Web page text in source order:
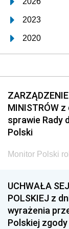
2023
2020
2017
2014
2011
2008
2005
1996
1993
1990
MINISTRÓW
sprawie Rady
Polski
Monitor Polski
UCHWAŁA
POLSKIEJ z
wyrażenia
Polskiej